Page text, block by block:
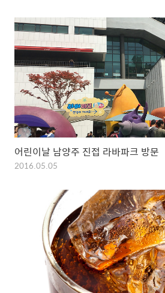
어린이날 남양주 진접 라바파크 방문
2016.05.05